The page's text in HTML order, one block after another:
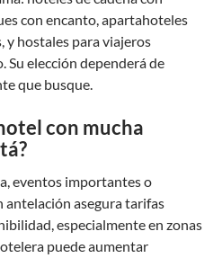
con encanto, apartahoteles
y hostales para viajeros
Su elección dependerá de
que busque.
con mucha
eventos importantes o
antelación asegura tarifas
especialmente en zonas
puede aumentar